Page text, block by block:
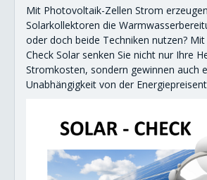
Gas
Wärme
Energie sparen
Energieberatung
Basis-Check
Gebäude-Check
Mit Photovoltaik-Zellen Strom
Solarkollektoren die
oder doch beide Techniken nutzen?
Check Solar senken Sie nicht nur Ihre
Stromkosten, sondern gewinnen auch
Unabhängigkeit von der